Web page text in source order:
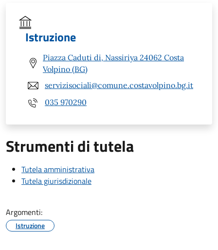
Istruzione
Piazza Caduti di, Nassiriya 24062 Costa
Volpino (BG)
servizisociali@comune.costavolpino.bg.it
035 970290
Strumenti di tutela
Tutela amministrativa
Tutela giurisdizionale
Argomenti:
Istruzione